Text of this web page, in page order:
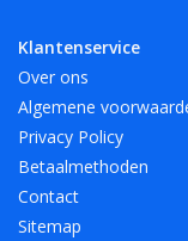
Verkrijgbaar in 4
maten en kleuren op
Speciaal voor A4
mm in het rood, wit
Klantenservice
Over ons
Algemene
Privacy Policy
Betaalmethoden
Contact
Sitemap